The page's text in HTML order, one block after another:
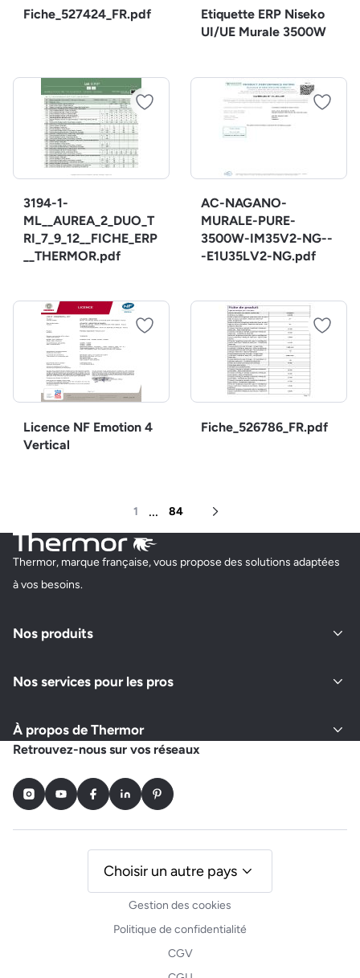
Fiche_527424_FR.pdf
Etiquette ERP Niseko
UI/UE Murale 3500W
3194-1-
ML__AUREA_2_DUO_T
RI_7_9_12__FICHE_ERP
__THERMOR.pdf
AC-NAGANO-
MURALE-PURE-
3500W-IM35V2-NG--
-E1U35LV2-NG.pdf
Licence NF Emotion 4
Vertical
Fiche_526786_FR.pdf
1 ... 84
Page suivante
Thermor, marque française, vous propose des solutions adaptées
à vos besoins.
Nos produits
Nos services pour les pros
À propos de Thermor
Retrouvez-nous sur vos réseaux
InstagramYoutubeFacebookLinkedInPinterest
Gestion des cookies
Politique de confidentialité
CGV
Choisir un autre pays